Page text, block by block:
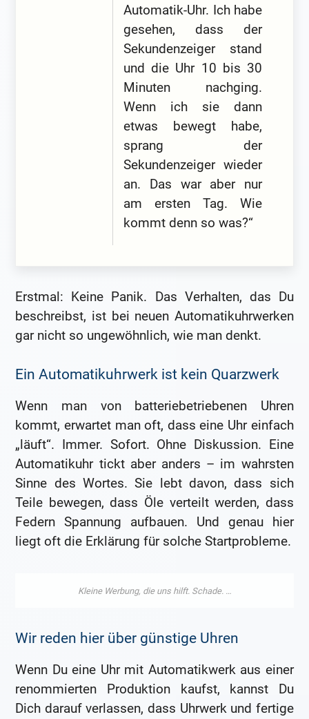
Automatik-Uhr. Ich habe
gesehen, dass der
Sekundenzeiger stand
und die Uhr 10 bis 30
Minuten nachging.
Wenn ich sie dann
etwas bewegt habe,
sprang der
Sekundenzeiger wieder
an. Das war aber nur
am ersten Tag. Wie
kommt denn so was?“
Erstmal: Keine Panik. Das Verhalten, das Du
beschreibst, ist bei neuen Automatikuhrwerken
gar nicht so ungewöhnlich, wie man denkt.
Ein Automatikuhrwerk ist kein Quarzwerk
Wenn man von batteriebetriebenen Uhren
kommt, erwartet man oft, dass eine Uhr einfach
„läuft“. Immer. Sofort. Ohne Diskussion. Eine
Automatikuhr tickt aber anders – im wahrsten
Sinne des Wortes. Sie lebt davon, dass sich
Teile bewegen, dass Öle verteilt werden, dass
Federn Spannung aufbauen. Und genau hier
liegt oft die Erklärung für solche Startprobleme.
Wir reden hier über günstige Uhren
Wenn Du eine Uhr mit Automatikwerk aus einer
renommierten Produktion kaufst, kannst Du
Dich darauf verlassen, dass Uhrwerk und fertige